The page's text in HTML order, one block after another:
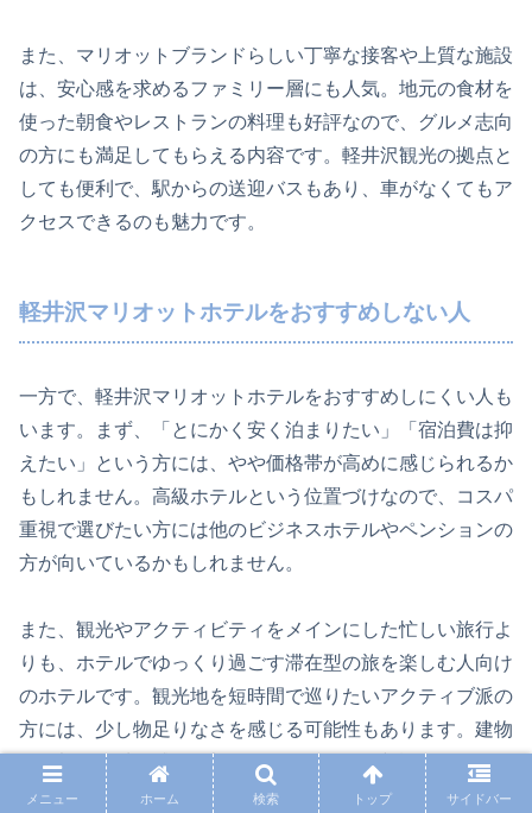
また、マリオットブランドらしい丁寧な接客や上質な施設
は、安心感を求めるファミリー層にも人気。地元の食材を
使った朝食やレストランの料理も好評なので、グルメ志向
の方にも満足してもらえる内容です。軽井沢観光の拠点と
しても便利で、駅からの送迎バスもあり、車がなくてもア
クセスできるのも魅力です。
軽井沢マリオットホテルをおすすめしない人
一方で、軽井沢マリオットホテルをおすすめしにくい人も
います。まず、「とにかく安く泊まりたい」「宿泊費は抑
えたい」という方には、やや価格帯が高めに感じられるか
もしれません。高級ホテルという位置づけなので、コスパ
重視で選びたい方には他のビジネスホテルやペンションの
方が向いているかもしれません。
また、観光やアクティビティをメインにした忙しい旅行よ
りも、ホテルでゆっくり過ごす滞在型の旅を楽しむ人向け
のホテルです。観光地を短時間で巡りたいアクティブ派の
方には、少し物足りなさを感じる可能性もあります。建物
の一部に年季を感じる部分もあるため、最新設備にこだわ
る方は事前に部屋タイプの確認をするとよいでしょう。
メニュー ホーム 検索 トップ サイドバー